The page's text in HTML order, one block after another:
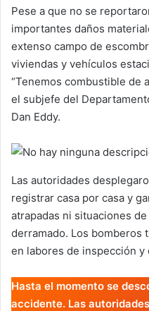
Pese a que no se
importantes daños
extenso campo de
viviendas y vehículos
“Tenemos combustible de
el subjefe del
Dan Eddy.
Las autoridades
registrar casa por casa y
atrapadas ni situaciones
derramado. Los bomberos
en labores de inspección y
Hasta el momento se
accidente. Las